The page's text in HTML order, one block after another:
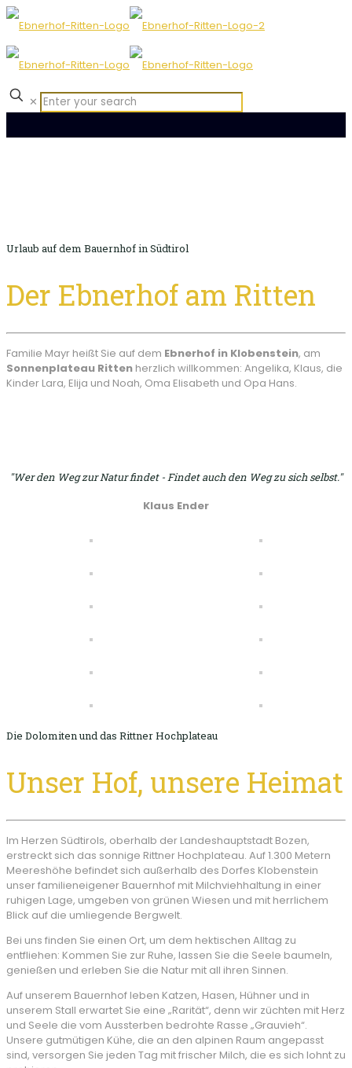
✕
Urlaub auf dem Bauernhof in Südtirol
Der Ebnerhof am Ritten
Familie Mayr heißt Sie auf dem Ebnerhof in Klobenstein, am
Sonnenplateau Ritten herzlich willkommen: Angelika, Klaus, die
Kinder Lara, Elija und Noah, Oma Elisabeth und Opa Hans.
"Wer den Weg zur Natur findet - Findet auch den Weg zu sich selbst."
Klaus Ender
Die Dolomiten und das Rittner Hochplateau
Unser Hof, unsere Heimat
Im Herzen Südtirols, oberhalb der Landeshauptstadt Bozen,
erstreckt sich das sonnige Rittner Hochplateau. Auf 1.300 Metern
Meereshöhe befindet sich außerhalb des Dorfes Klobenstein
unser familieneigener Bauernhof mit Milchviehhaltung in einer
ruhigen Lage, umgeben von grünen Wiesen und mit herrlichem
Blick auf die umliegende Bergwelt.
Bei uns finden Sie einen Ort, um dem hektischen Alltag zu
entfliehen: Kommen Sie zur Ruhe, lassen Sie die Seele baumeln,
genießen und erleben Sie die Natur mit all ihren Sinnen.
Auf unserem Bauernhof leben Katzen, Hasen, Hühner und in
unserem Stall erwartet Sie eine „Rarität“, denn wir züchten mit Herz
und Seele die vom Aussterben bedrohte Rasse „Grauvieh“.
Unsere gutmütigen Kühe, die an den alpinen Raum angepasst
sind, versorgen Sie jeden Tag mit frischer Milch, die es sich lohnt zu